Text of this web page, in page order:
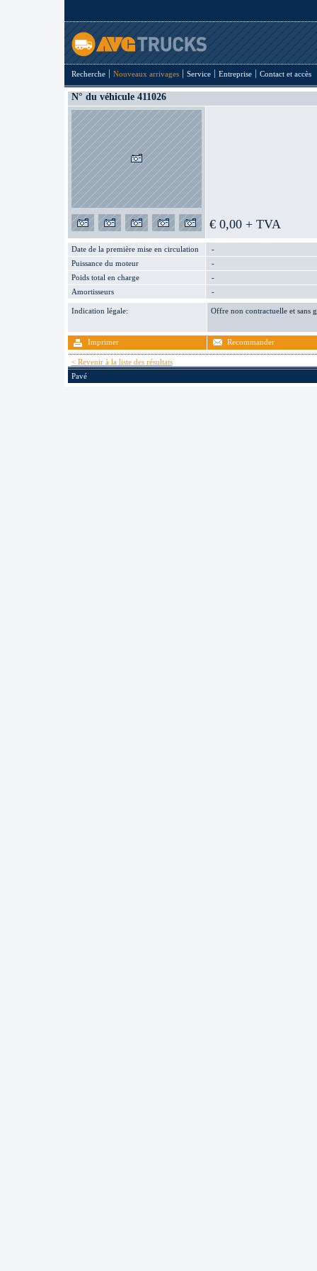
Recherche Nouveaux arrivages Service Entreprise Contact et accès
N° du véhicule 411026
€ 0,00 + TVA
Date de la première mise en circulation
-
Puissance du moteur
-
Poids total en charge
-
Amortisseurs
-
Indication légale: Offre non contractuelle et sans
Imprimer Recommander
< Revenir à la liste des résultats
Pavé